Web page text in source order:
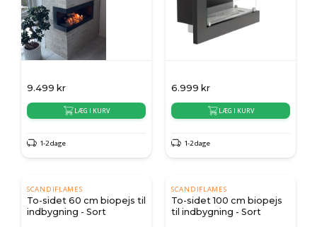
9.499 kr
LÆG I KURV
1-2 dage
6.999 kr
LÆG I KURV
1-2 dage
SCANDIFLAMES
To-sidet 60 cm biopejs til
indbygning - Sort
SCANDIFLAMES
To-sidet 100 cm biopejs
til indbygning - Sort